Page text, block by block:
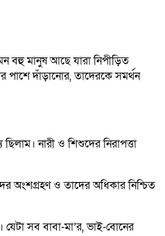
বহু মানুষ আছে যারা নিপীড়িত
পাশে দাঁড়ানোর, তাদেরকে সমর্থন
নারী ও শিশুদের নিরাপত্তা
অংশগ্রহণ ও তাদের অধিকার নিশ্চিত
সব বাবা-মা’র, ভাই-বোনের